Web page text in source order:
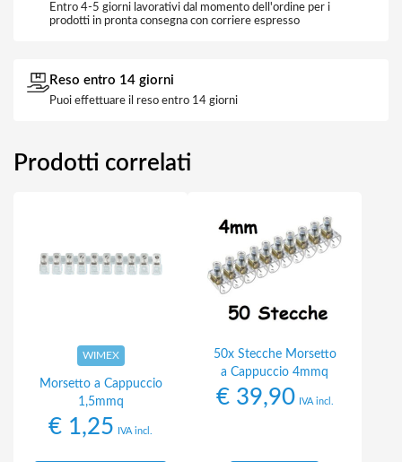
Entro 4-5 giorni lavorativi dal momento dell'ordine per i
prodotti in pronta consegna con corriere espresso
Reso entro 14 giorni
Puoi effettuare il reso entro 14 giorni
Prodotti correlati
WIMEX
Morsetto a Cappuccio
1,5mmq
€ 1,25 IVA incl.
50x Stecche Morsetto
a Cappuccio 4mmq
€39,90 IVA incl.